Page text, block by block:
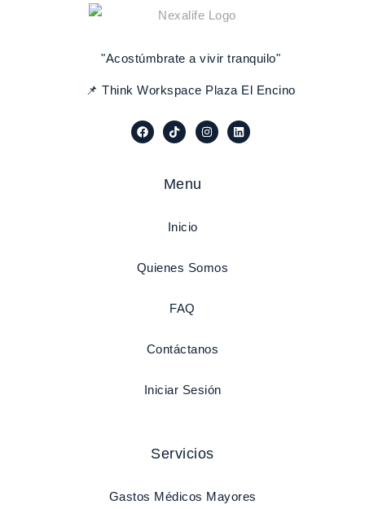
"Acostúmbrate a vivir tranquilo"
📌 Think Workspace Plaza El Encino
Menu
Inicio
Quienes Somos
FAQ
Contáctanos
Iniciar Sesión
Servicios
Gastos Médicos Mayores